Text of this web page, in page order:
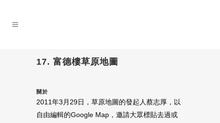
17. 富德樓草原地圖
關於
2011年3月29日，草原地圖的發起人蔡志厚，以
自由編輯的Google Map，邀請大眾標貼去過或